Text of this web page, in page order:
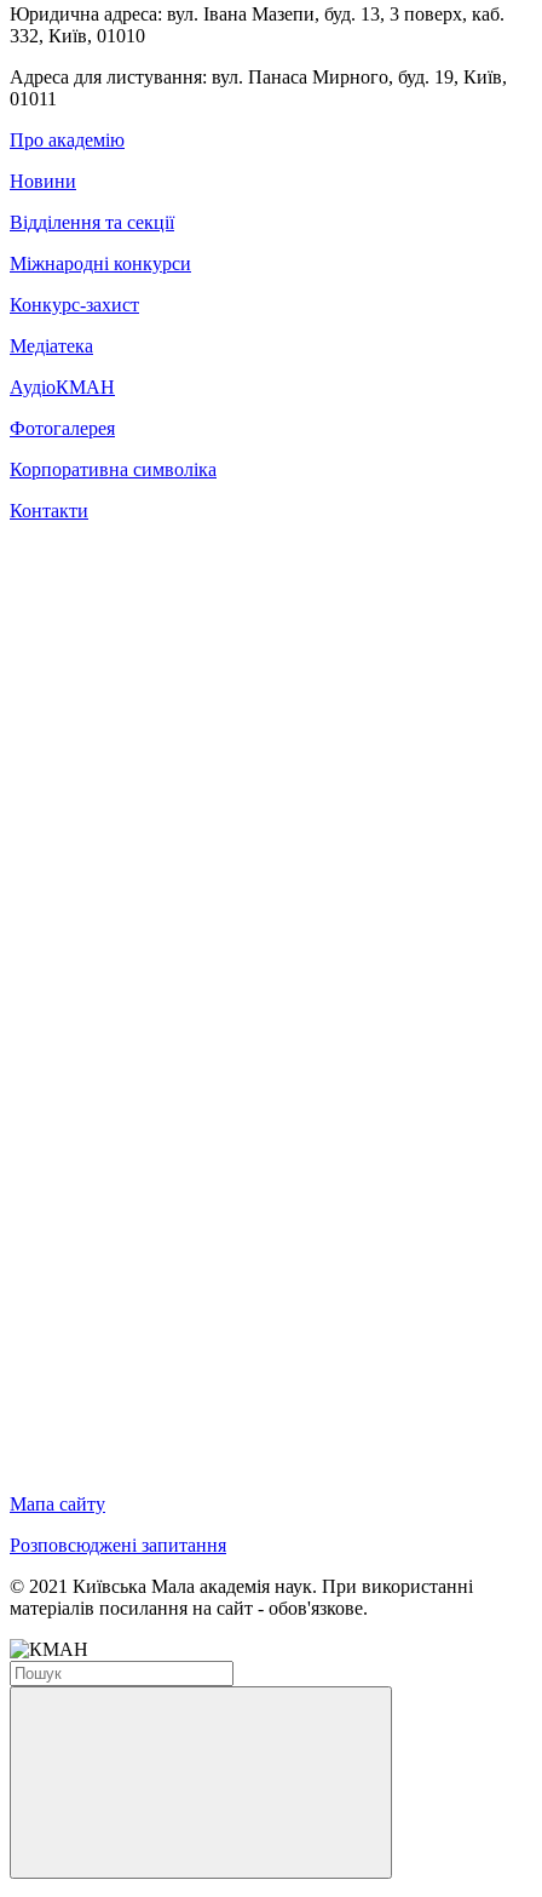
Юридична адреса: вул. Івана Мазепи, буд. 13, 3 поверх, каб.
332, Київ, 01010
Адреса для листування: вул. Панаса Мирного, буд. 19, Київ,
01011
Про академію
Новини
Відділення та секції
Міжнародні конкурси
Конкурс-захист
Медіатека
АудіоКМАН
Фотогалерея
Корпоративна символіка
Контакти
Мапа сайту
Розповсюджені запитання
© 2021 Київська Мала академія наук. При використанні
матеріалів посилання на сайт - обов'язкове.